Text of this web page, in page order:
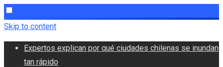
Skip to content
Expertos explican por qué ciudades chilenas se inundan
tan rápido